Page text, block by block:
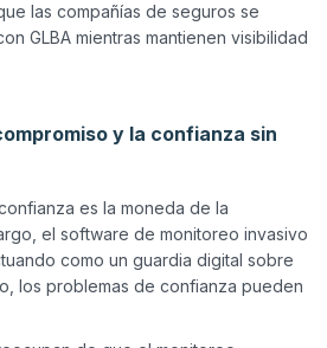
las compañías de seguros se
GLBA mientras mantienen visibilidad
y la confianza sin
es la moneda de la
el software de monitoreo invasivo
como un guardia digital sobre
los problemas de confianza pueden